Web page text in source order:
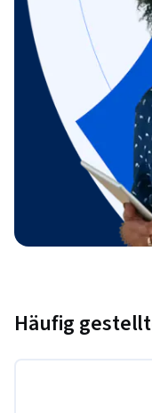
Häufig